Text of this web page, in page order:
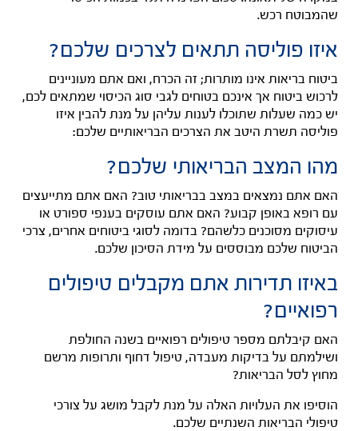
שהמבוטח רכש.
איזו פוליסה תתאים לצרכים שלכם?
ביטוח בריאות אינו מותרות; זה הכרח, ואם אתם מעוניינים
לרכוש ביטוח אך אינכם בטוחים לגבי סוג הכיסוי שמתאים לכם,
יש כמה שעלות שתוכלו לענות עליהן על מנת להבין איזו
פוליסה תשרת היטב את הצרכים הבריאותיים שלכם:
מהו המצב הבריאותי שלכם?
האם אתם נמצאים במצב בבריאותי טוב? האם אתם מתייעצים
עם רופא באופן קבוע? האם אתם עוסקים בענפי ספורט או
עיסוקים מסוכנים כלשהם? בדומה לסוגי ביטוחים אחרים, צרכי
הביטוח שלכם מבוססים על מידת הסיכון שלכם.
באיזו תדירות אתם מקבלים טיפולים
רפואיים?
האם קיבלתם מספר טיפולים רפואיים בשנה החולפת
ושילמתם על בדיקות מעבדה, טיפול דחוף ותרופות מרשם
מחוץ לסל הבריאות?
הוסיפו את העלויות האלה על מנת לקבל מושג על צורכי
טיפולי הבריאות השנתיים שלכם.